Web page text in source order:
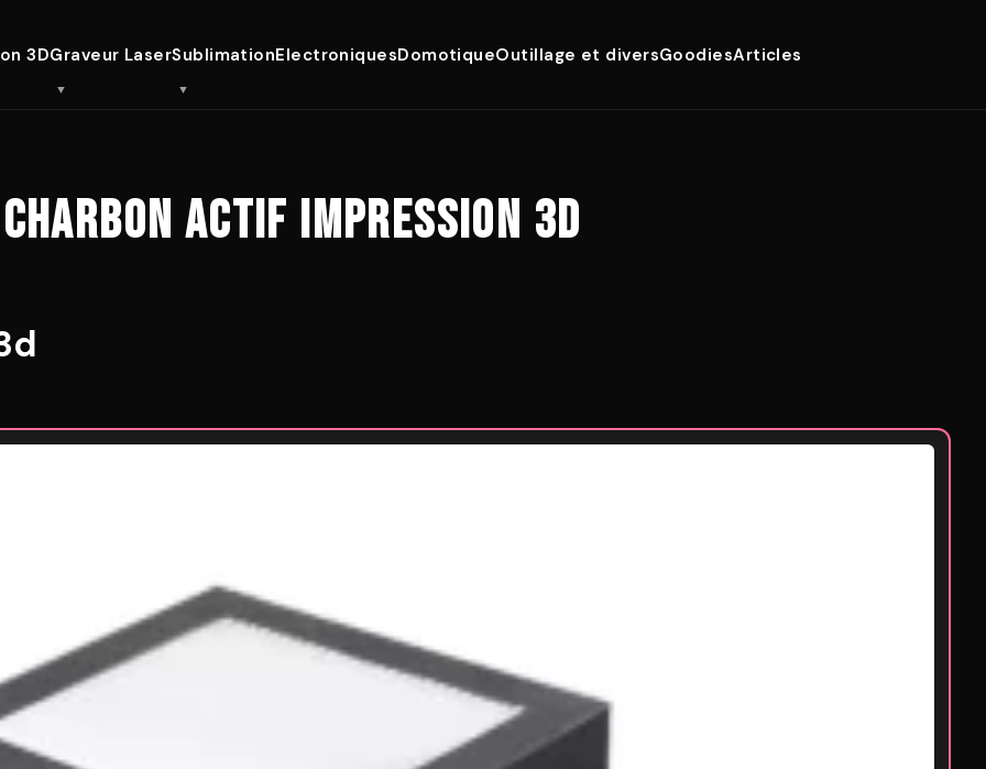
3DGraveur LaserSublimationElectroniquesDomotiqueOutillage et diversGoodiesArticles
ACTIF IMPRESSION 3D